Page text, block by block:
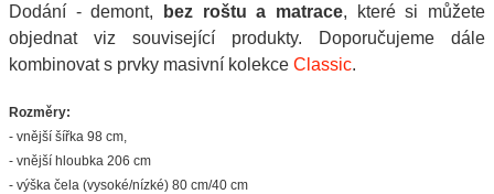
Dodání - demont,
bez roštu a matrace, které si můžete
objednat viz související produkty. Doporučujeme dále
kombinovat s prvky masivní kolekce Classic.
Rozměry:
- vnější šířka 98 cm,
- vnější hloubka 206 cm
- výška čela (vysoké/nízké) 80 cm/40 cm